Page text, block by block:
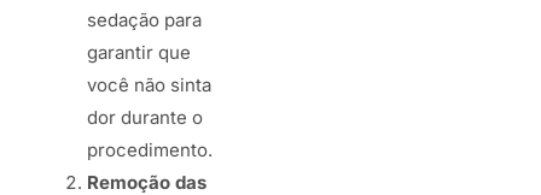
sedação para
garantir que
você não sinta
dor durante o
procedimento.
Remoção das